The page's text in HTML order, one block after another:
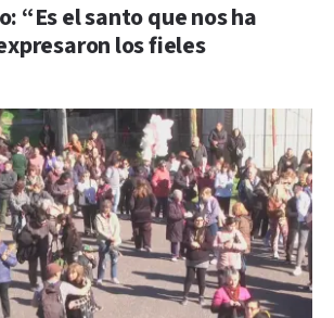
“Es el santo que nos ha
los fieles